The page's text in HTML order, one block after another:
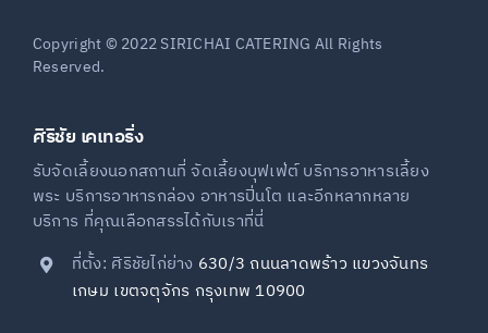
Copyright © 2022 SIRICHAI CATERING All Rights
Reserved.
ศิริชัย เคเทอริ่ง
รับจัดเลี้ยงนอกสถานที่ จัดเลี้ยงบุฟเฟ่ต์ บริการอาหารเลี้ยง
พระ บริการอาหารกล่อง อาหารปิ่นโต และอีกหลากหลาย
บริการ ที่คุณเลือกสรรได้กับเราที่นี่
ที่ตั้ง: ศิริชัยไก่ย่าง 630/3 ถนนลาดพร้าว แขวงจันทร
เกษม เขตจตุจักร กรุงเทพ 10900